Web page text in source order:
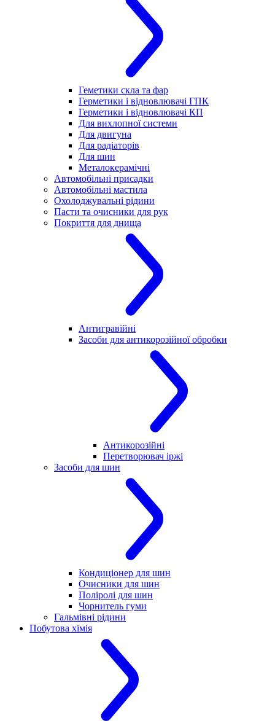
Геметики скла та фар
Герметики і відновлювачі ГПК
Герметики і відновлювачі КП
Для вихлопної системи
Для двигуна
Для радіаторів
Для шин
Металокерамічні
Автомобільні присадки
Автомобільні мастила
Охолоджувальні рідини
Пасти та очисники для рук
Покриття для днища
Антигравійні
Засоби для антикорозійної обробки
Антикорозійні
Перетворювач іржі
Засоби для шин
Кондиціонер для шин
Очисники для шин
Поліролі для шин
Чорнитель гуми
Гальмівні рідини
Побутова хімія